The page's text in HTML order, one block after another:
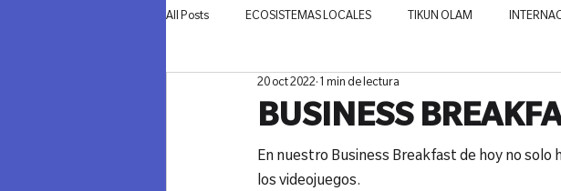
All Posts ECOSISTEMAS LOCALES TIKUN OLAM
INNOVACIÓN
BUSINESS
20 oct 2022 1 min de lectura
En nuestro Business Breakfast de hoy no solo
los videojuegos.